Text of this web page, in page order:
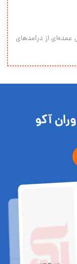
عمده‌ای از درآمدهای
آکو